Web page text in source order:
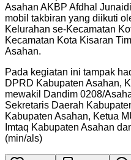
Asahan AKBP Afdhal
mobil takbiran yang diikuti
Kelurahan se-Kecamatan
Kecamatan Kota Kisaran
Asahan.
Pada kegiatan ini tampak
DPRD Kabupaten Asahan,
mewakil Dandim 0208/
Sekretaris Daerah
Kabupaten Asahan, Ketua
Imtaq Kabupaten Asahan
(min/als)